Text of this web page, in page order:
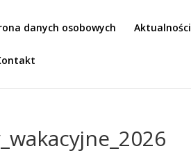
danych osobowych Aktualności